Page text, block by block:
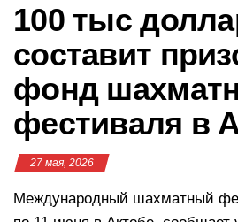
100 тыс
составит
фонд
фестиваля в
27 мая, 2026
Международный шахматный